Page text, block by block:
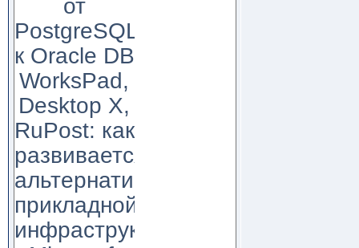
от
PostgreSQL
к Oracle DB
WorksPad,
Desktop X,
RuPost: как
развивается
альтернатива
прикладной
инфраструктуре